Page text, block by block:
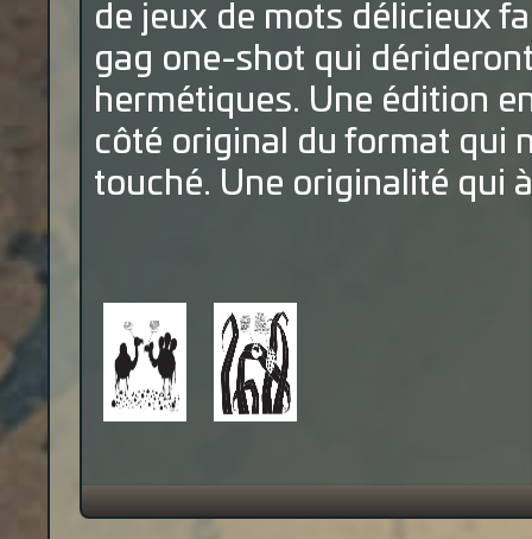
de jeux de mots délicieux
gag one-shot qui
hermétiques. Une édition
côté original du format qui
touché. Une originalité qui